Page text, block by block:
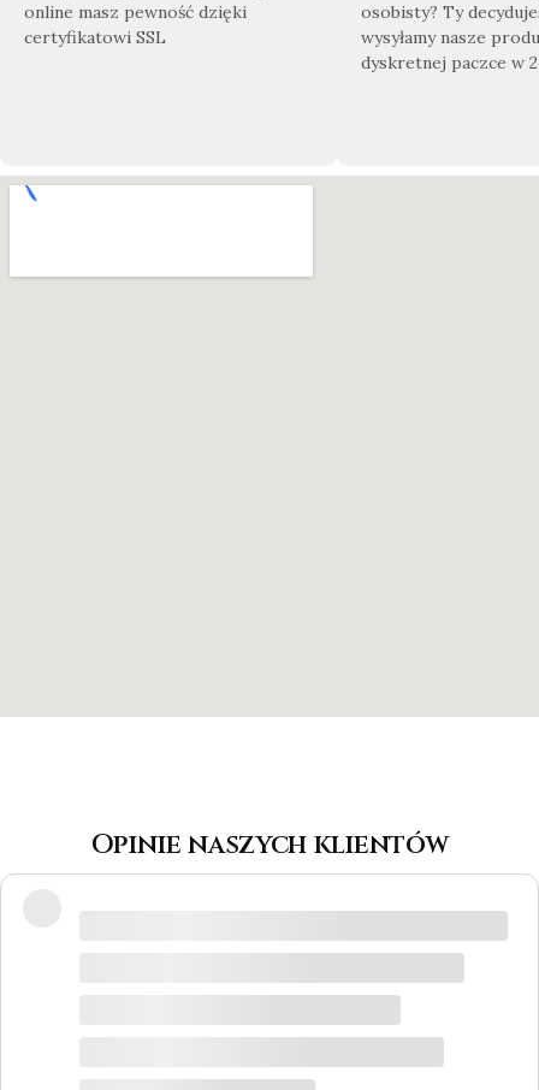
online masz pewność dzięki
certyfikatowi SSL
osobisty? Ty
wysyłamy nasze
dyskretnej paczce w
Opinie naszych klientów
odpowiedzi na wszystkie pytania, biżuteria
jest piękna! Ceny bardzo korzystne, na
tego grawer w pierścionku udało się
zrobić w bardzo krótkim czasie. Dziękuję,